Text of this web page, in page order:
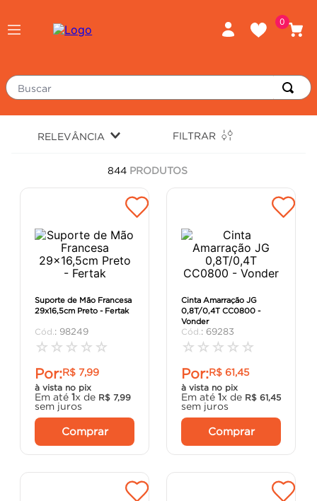
0
Buscar
RELEVÂNCIA FILTRAR
844 PRODUTOS
Suporte de Mão Francesa
29x16,5cm Preto - Fertak
: 98249
☆ ☆ ☆ ☆ ☆
Por:R$ 7,99
à vista no pix
Em até 1x de R$ 7,99
sem juros
Comprar
Cinta Amarração JG
0,8T/0,4T CC0800 -
Vonder
: 69283
☆ ☆ ☆ ☆ ☆
Por:R$ 61,45
à vista no pix
Em até 1x de R$ 61,45
sem juros
Comprar
massa corrida
chuveiro
argamassa
vaso sanitário
º cadeira